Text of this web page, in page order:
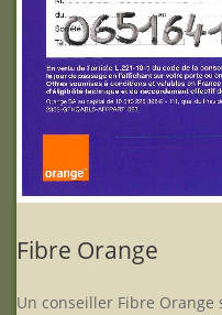
Fibre Orange
Un conseiller Fibre